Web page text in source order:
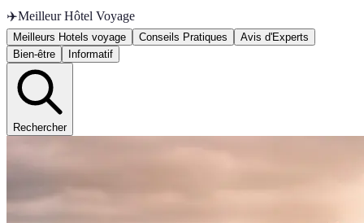
✈️Meilleur Hôtel Voyage
Meilleurs Hotels voyage Conseils Pratiques
Avis d'Experts
Bien-être
Informatif
Rechercher